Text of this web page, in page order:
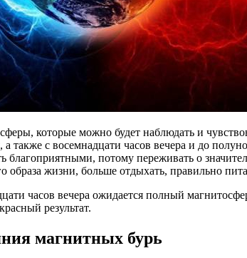
которые можно будет наблюдать и
а также с восемнадцати часов вечера и до
потому переживать о
образа жизни, больше отдыхать, правильно
часов вечера ожидается полный
результат.
магнитных бурь